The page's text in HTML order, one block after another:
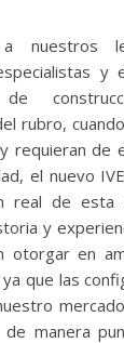
a nuestros
y
rubro,
requieran de
el nuevo
real de esta
y
otorgar en
que las
manera